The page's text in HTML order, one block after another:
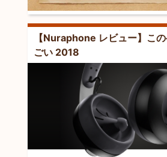
【Nuraphone レビュー】こ
ごい 2018